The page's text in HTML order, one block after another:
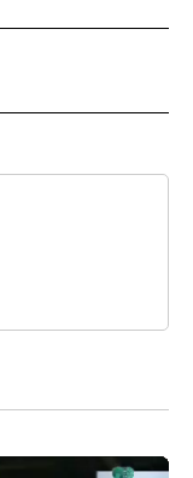
NOTIFICATIONS ABOUT